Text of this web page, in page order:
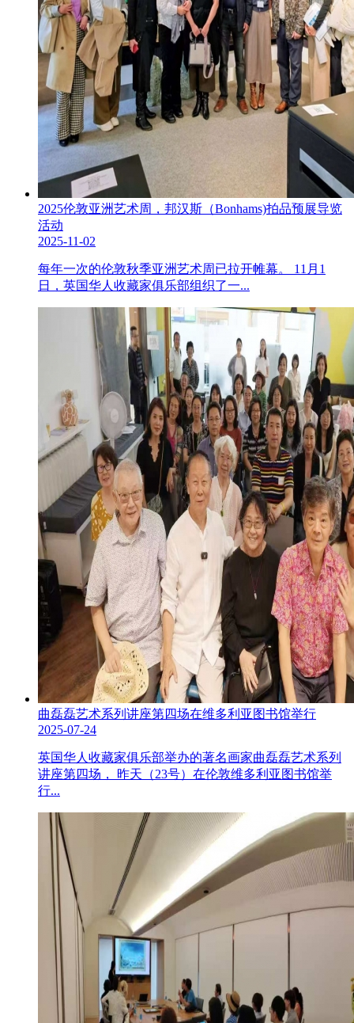
2025伦敦亚洲艺术周，邦汉斯（Bonhams)拍品预展导览
活动
2025-11-02
每年一次的伦敦秋季亚洲艺术周已拉开帷幕。 11月1
日，英国华人收藏家俱乐部组织了一...
曲磊磊艺术系列讲座第四场在维多利亚图书馆举行
2025-07-24
英国华人收藏家俱乐部举办的著名画家曲磊磊艺术系列
讲座第四场， 昨天（23号）在伦敦维多利亚图书馆举
行...